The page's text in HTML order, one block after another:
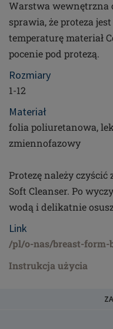
Warstwa wewnętrzna
sprawia, że proteza
temperaturę materiał
pocenie pod protezą.
Rozmiary
1-12
Materiał
folia poliuretanowa,
zmiennofazowy
Protezę należy czyścić
Soft Cleanser. Po
wodą i delikatnie
Link
/pl/o-nas/breast-form-
Instrukcja użycia